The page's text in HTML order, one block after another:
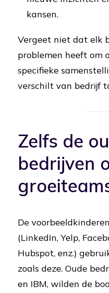
kansen.
Vergeet niet dat elk
problemen heeft om
specifieke
verschilt van bedrijf
Zelfs de
bedrijven
De
(LinkedIn, Yelp,
Hubspot, enz.)
zoals deze. Oude
en IBM, wilden de